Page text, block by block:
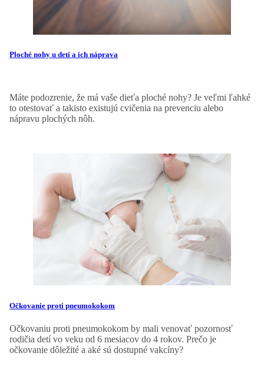
Ploché nohy u detí a ich náprava
Máte podozrenie, že má vaše dieťa ploché nohy? Je veľmi ľahké
to otestovať a takisto existujú cvičenia na prevenciu alebo
nápravu plochých nôh.
Očkovanie proti pneumokokom
Očkovaniu proti pneumokokom by mali venovať pozornosť
rodičia detí vo veku od 6 mesiacov do 4 rokov. Prečo je
očkovanie dôležité a aké sú dostupné vakcíny?